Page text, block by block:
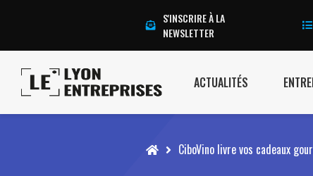
S'INSCRIRE À LA
NEWSLETTER
ACTUALITÉS
Accueil CiboVino livre vos cadeaux